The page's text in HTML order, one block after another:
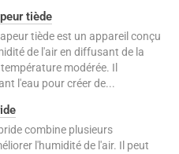
tiède
tiède est un appareil conçu
de l'air en diffusant de la
modérée. Il
l'eau pour créer de...
combine plusieurs
l'humidité de l'air. Il peut